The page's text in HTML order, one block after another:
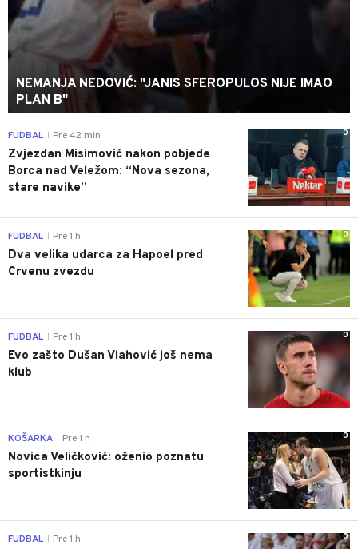
NEMANJA NEDOVIĆ: "JANIS SFEROPULOS NIJE IMAO
PLAN B"
0
FUDBAL Pre 42 min
Zvjezdan Misimović nakon pobjede
Borca nad Veležom: “Nova sezona,
stare navike”
0
FUDBAL Pre 1 h
Dva velika udarca za Hapoel pred
Crvenu zvezdu
0
FUDBAL Pre 1 h
Evo zašto Dušan Vlahović još nema
klub
0
KOŠARKA Pre 1 h
Novica Veličković: oženio poznatu
sportistkinju
0
FUDBAL Pre 1 h